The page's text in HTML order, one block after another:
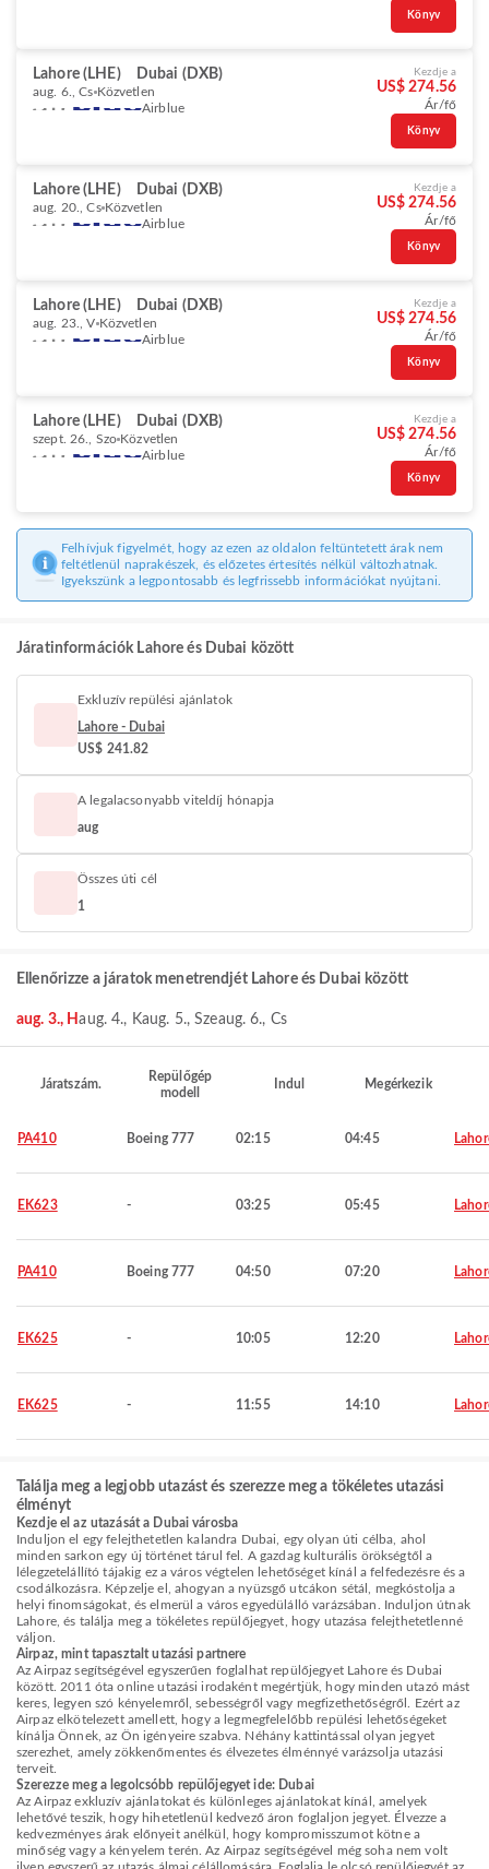
Könyv
Lahore (LHE) Dubai (DXB)
aug. 6., Cs Közvetlen
Airblue
Kezdje a
US$ 274.56
Ár/fő
Könyv
Lahore (LHE) Dubai (DXB)
aug. 20., Cs Közvetlen
Airblue
Kezdje a
US$ 274.56
Ár/fő
Könyv
Lahore (LHE) Dubai (DXB)
aug. 23., V Közvetlen
Airblue
Kezdje a
US$ 274.56
Ár/fő
Könyv
Lahore (LHE) Dubai (DXB)
szept. 26., Szo Közvetlen
Airblue
Kezdje a
US$ 274.56
Ár/fő
Könyv
Felhívjuk figyelmét, hogy az ezen az oldalon feltüntetett árak nem
feltétlenül naprakészek, és előzetes értesítés nélkül változhatnak.
Igyekszünk a legpontosabb és legfrissebb információkat nyújtani.
Járatinformációk Lahore és Dubai között
Exkluzív repülési ajánlatok
Lahore - Dubai
US$ 241.82
A legalacsonyabb viteldíj hónapja
aug
Összes úti cél
1
Ellenőrizze a járatok menetrendjét Lahore és Dubai között
aug. 3., Haug. 4., Kaug. 5., Szeaug. 6., Cs
Járatszám.
Repülőgép
modell
Indul Megérkezik
PA410 Boeing 777 02:15 04:45
EK623 - 03:25 05:45
PA410 Boeing 777 04:50 07:20
EK625 - 10:05 12:20
EK625 - 11:55 14:10
Találja meg a legjobb utazást és szerezze meg a tökéletes utazási
élményt
Kezdje el az utazását a Dubai városba
Induljon el egy felejthetetlen kalandra Dubai, egy olyan úti célba, ahol
minden sarkon egy új történet tárul fel. A gazdag kulturális örökségtől a
lélegzetelállító tájakig ez a város végtelen lehetőséget kínál a felfedezésre és a
csodálkozásra. Képzelje el, ahogyan a nyüzsgő utcákon sétál, megkóstolja a
helyi finomságokat, és elmerül a város egyedülálló varázsában. Induljon útnak
Lahore, és találja meg a tökéletes repülőjegyet, hogy utazása felejthetetlenné
váljon.
Airpaz, mint tapasztalt utazási partnere
Az Airpaz segítségével egyszerűen foglalhat repülőjegyet Lahore és Dubai
között. 2011 óta online utazási irodaként megértjük, hogy minden utazó mást
keres, legyen szó kényelemről, sebességről vagy megfizethetőségről. Ezért az
Airpaz elkötelezett amellett, hogy a legmegfelelőbb repülési lehetőségeket
kínálja Önnek, az Ön igényeire szabva. Néhány kattintással olyan jegyet
szerezhet, amely zökkenőmentes és élvezetes élménnyé varázsolja utazási
terveit.
Szerezze meg a legolcsóbb repülőjegyet ide: Dubai
Az Airpaz exkluzív ajánlatokat és különleges ajánlatokat kínál, amelyek
lehetővé teszik, hogy hihetetlenül kedvező áron foglaljon jegyet. Élvezze a
kedvezményes árak előnyeit anélkül, hogy kompromisszumot kötne a
minőség vagy a kényelem terén. Az Airpaz segítségével még soha nem volt